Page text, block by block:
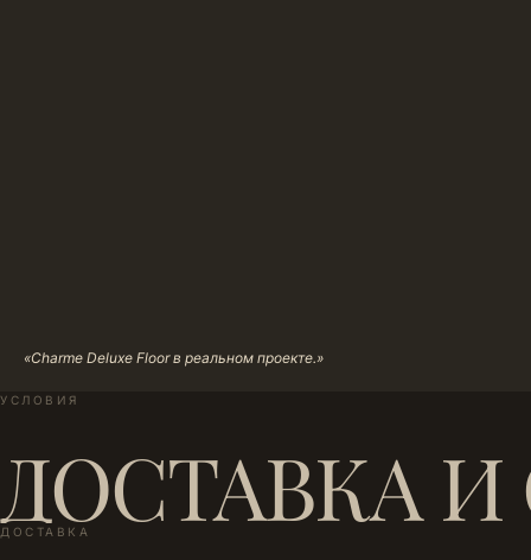
«Charme Deluxe Floor в реальном проекте.»
УСЛОВИЯ
ДОСТАВКА
ДОСТАВКА